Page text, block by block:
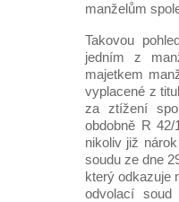
manželům
Takovou
jedním z
majetkem
vyplacené z
za ztížení
obdobně R
nikoliv již
soudu ze dne
který odkazuje
odvolací